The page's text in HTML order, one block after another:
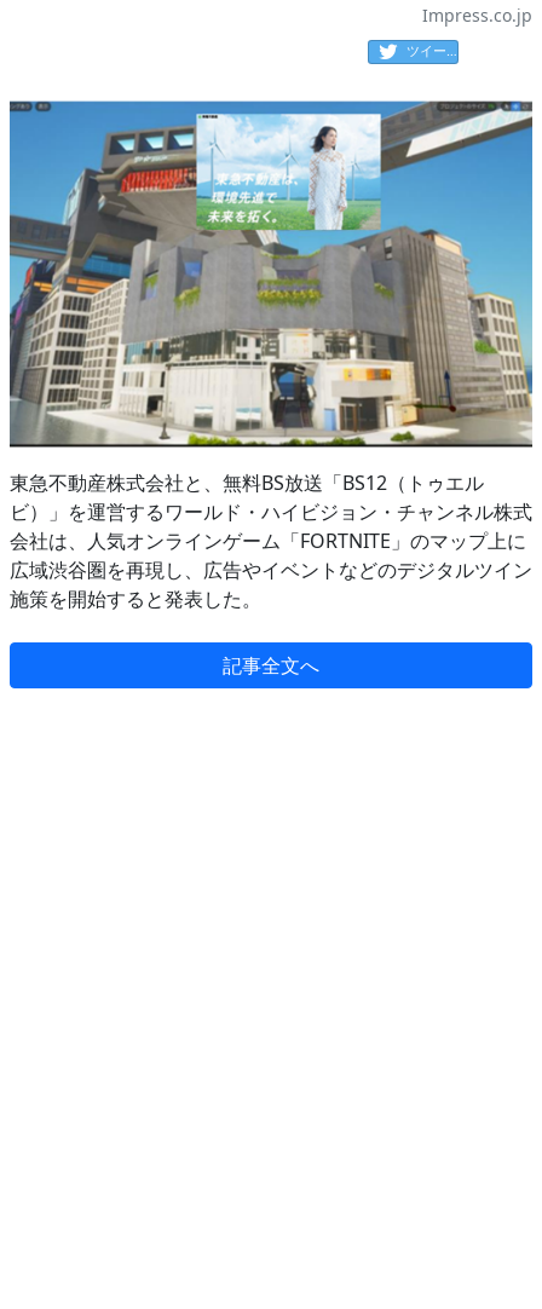
Impress.co.jp
ツイート
東急不動産株式会社と、無料BS放送「BS12（トゥエル
ビ）」を運営するワールド・ハイビジョン・チャンネル株式
会社は、人気オンラインゲーム「FORTNITE」のマップ上に
広域渋谷圏を再現し、広告やイベントなどのデジタルツイン
施策を開始すると発表した。
記事全文へ